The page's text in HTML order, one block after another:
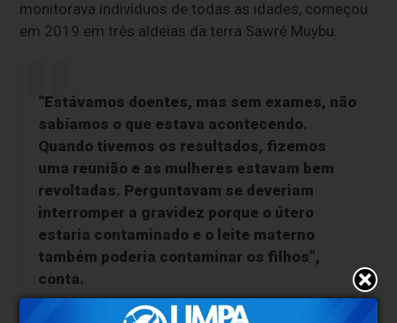
monitorava indivíduos de todas as idades, começou
em 2019 em três aldeias da terra Sawré Muybu.
“Estávamos doentes, mas sem exames, não
sabíamos o que estava acontecendo.
Quando tivemos os resultados, fizemos
uma reunião e as mulheres estavam bem
revoltadas. Perguntavam se deveriam
interromper a gravidez porque o útero
estaria contaminado e o leite materno
também poderia contaminar os filhos”,
conta.